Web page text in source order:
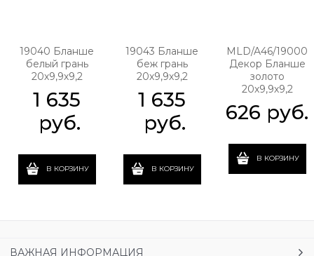
19040 Бланше
белый грань
20х9,9х9,2
1 635
руб.
В КОРЗИНУ
19043 Бланше
беж грань
20х9,9х9,2
1 635
руб.
В КОРЗИНУ
MLD/A46/19000
Декор Бланше
золото
20х9,9х9,2
626 руб.
В КОРЗИНУ
ВАЖНАЯ ИНФОРМАЦИЯ